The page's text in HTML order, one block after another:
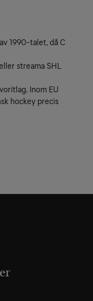
1990-talet, då C
streama SHL
Inom EU
hockey precis